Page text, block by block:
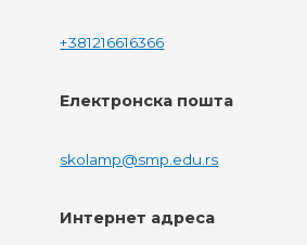
+381216616366
Електронска пошта
skolamp@smp.edu.rs
Интернет адреса